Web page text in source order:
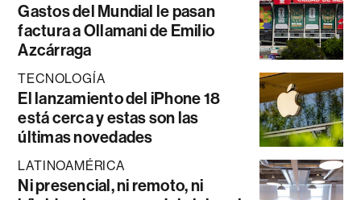
Gastos del Mundial le pasan
factura a Ollamani de Emilio
Azcárraga
TECNOLOGÍA
El lanzamiento del iPhone 18
está cerca y estas son las
últimas novedades
LATINOAMÉRICA
Ni presencial, ni remoto, ni